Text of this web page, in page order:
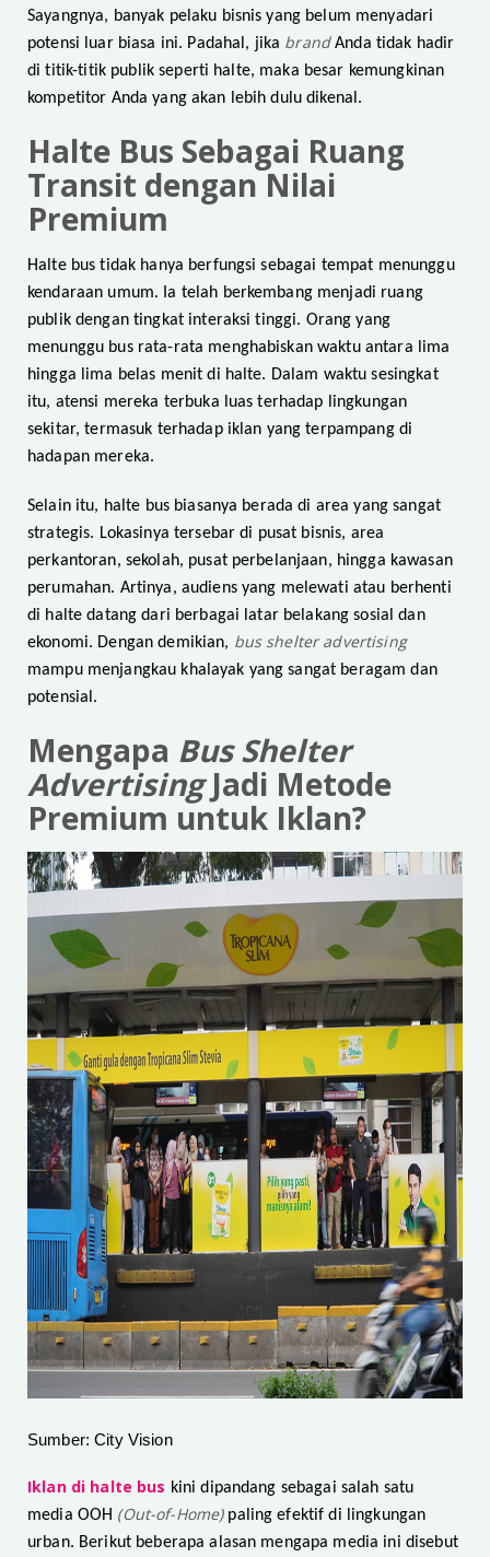
Sayangnya, banyak pelaku bisnis yang belum menyadari
potensi luar biasa ini. Padahal, jika brandAnda tidak hadir
di titik-titik publik seperti halte, maka besar kemungkinan
kompetitor Anda yang akan lebih dulu dikenal.
Halte Bus Sebagai Ruang
Transit dengan Nilai
Premium
Halte bus tidak hanya berfungsi sebagai tempat menunggu
kendaraan umum. Ia telah berkembang menjadi ruang
publik dengan tingkat interaksi tinggi. Orang yang
menunggu bus rata-rata menghabiskan waktu antara lima
hingga lima belas menit di halte. Dalam waktu sesingkat
itu, atensi mereka terbuka luas terhadap lingkungan
sekitar, termasuk terhadap iklan yang terpampang di
hadapan mereka.
Selain itu, halte bus biasanya berada di area yang sangat
strategis. Lokasinya tersebar di pusat bisnis, area
perkantoran, sekolah, pusat perbelanjaan, hingga kawasan
perumahan. Artinya, audiens yang melewati atau berhenti
di halte datang dari berbagai latar belakang sosial dan
ekonomi. Dengan demikian, bus shelter advertising
mampu menjangkau khalayak yang sangat beragam dan
potensial.
Mengapa Bus Shelter
AdvertisingJadi Metode
Premium untuk Iklan?
Sumber: City Vision
Iklan di halte bus kini dipandang sebagai salah satu
media OOH (Out-of-Home)paling efektif di lingkungan
urban. Berikut beberapa alasan mengapa media ini disebut